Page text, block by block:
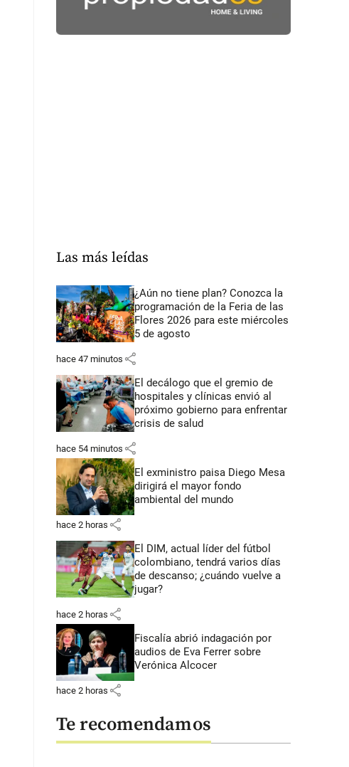
Las más leídas
¿Aún no tiene plan? Conozca la
programación de la Feria de las
Flores 2026 para este miércoles
5 de agosto
hace 47 minutos share
El decálogo que el gremio de
hospitales y clínicas envió al
próximo gobierno para enfrentar
crisis de salud
hace 54 minutos share
El exministro paisa Diego Mesa
dirigirá el mayor fondo
ambiental del mundo
hace 2 horas share
El DIM, actual líder del fútbol
colombiano, tendrá varios días
de descanso; ¿cuándo vuelve a
jugar?
hace 2 horas share
Fiscalía abrió indagación por
audios de Eva Ferrer sobre
Verónica Alcocer
hace 2 horas share
Te recomendamos